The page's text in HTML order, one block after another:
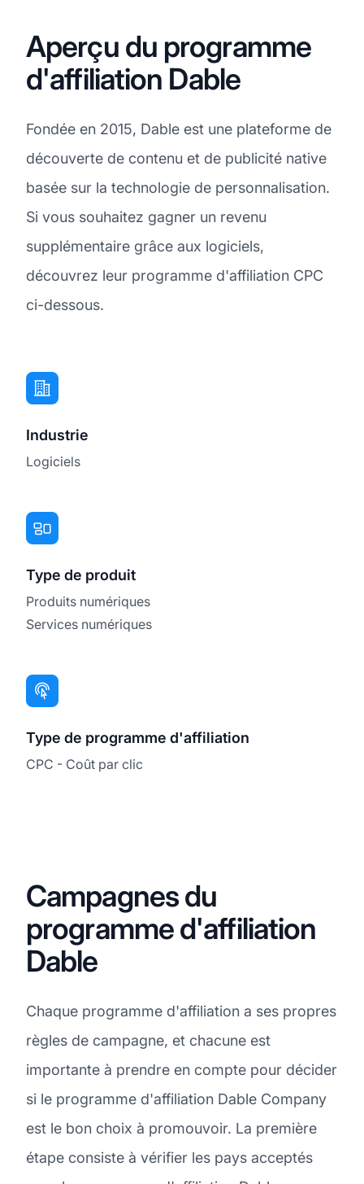
Aperçu du programme
d'affiliation Dable
Fondée en 2015, Dable est une plateforme de
découverte de contenu et de publicité native
basée sur la technologie de personnalisation.
Si vous souhaitez gagner un revenu
supplémentaire grâce aux logiciels,
découvrez leur programme d'affiliation CPC
ci-dessous.
Industrie
Logiciels
Type de produit
Produits numériques
Services numériques
Type de programme d'affiliation
CPC - Coût par clic
Campagnes du
programme d'affiliation
Dable
Chaque programme d'affiliation a ses propres
règles de campagne, et chacune est
importante à prendre en compte pour décider
si le programme d'affiliation Dable Company
est le bon choix à promouvoir. La première
étape consiste à vérifier les pays acceptés